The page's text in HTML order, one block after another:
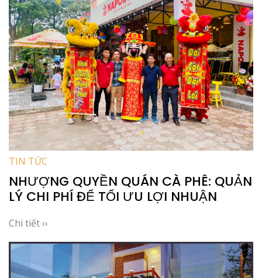
TIN TỨC
NHƯỢNG QUYỀN QUÁN CÀ PHÊ: QUẢN
LÝ CHI PHÍ ĐỂ TỐI ƯU LỢI NHUẬN
Chi tiết ››